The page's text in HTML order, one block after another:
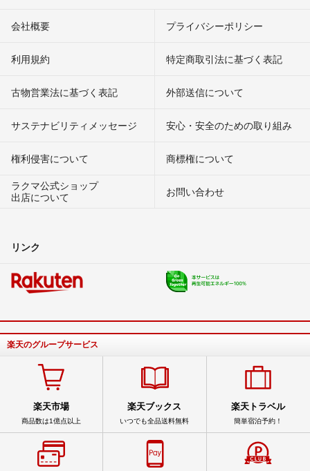
会社概要 プライバシーポリシー
利用規約 特定商取引法に基づく表記
古物営業法に基づく表記 外部送信について
サステナビリティメッセージ 安心・安全のための取り組み
権利侵害について
商標権について
ラクマ公式ショップ
出店について
お問い合わせ
リンク
楽天のグループサービス
楽天市場
商品数は1億点以上
楽天ブックス
いつでも全品送料無料
楽天トラベル
簡単宿泊予約！